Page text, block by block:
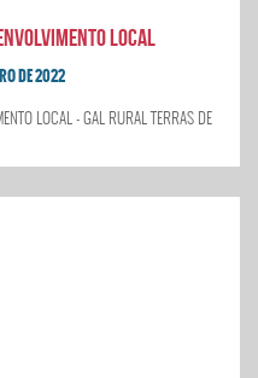
LOCAL
DE 2022
LOCAL - GAL RURAL TERRAS DE